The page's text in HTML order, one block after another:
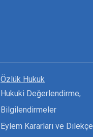
Özlük Hukuk
Hukuki Değerlendirme,
Bilgilendirmeler
Eylem Kararları ve Dilekçe